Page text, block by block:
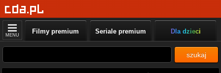
MENU Filmy premium Seriale premium Dla dzieci
szukaj